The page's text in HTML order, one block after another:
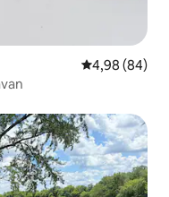
Évaluation
4,98 (84)